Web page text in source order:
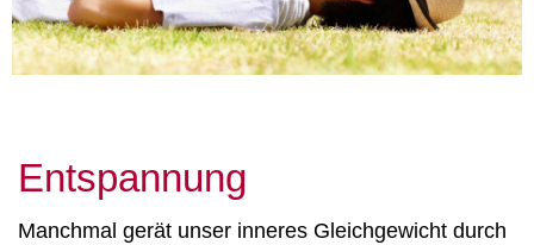
Entspannung
Manchmal gerät unser inneres Gleichgewicht durch